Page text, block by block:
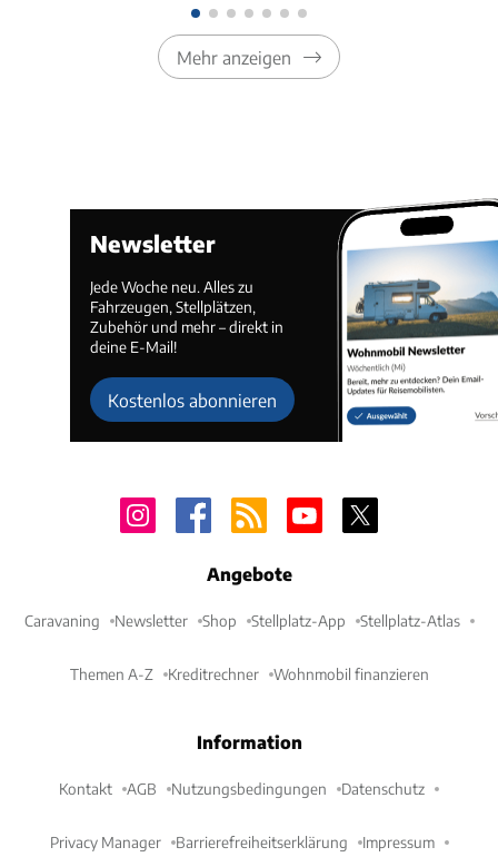
Mehr anzeigen
Newsletter
Jede Woche neu. Alles zu
Fahrzeugen, Stellplätzen,
Zubehör und mehr – direkt in
deine E-Mail!
Kostenlos abonnieren
Angebote
Caravaning Newsletter Shop Stellplatz-App Stellplatz-Atlas
Themen A-Z Kreditrechner Wohnmobil finanzieren
Information
Kontakt AGB Nutzungsbedingungen Datenschutz
Privacy Manager Barrierefreiheitserklärung Impressum